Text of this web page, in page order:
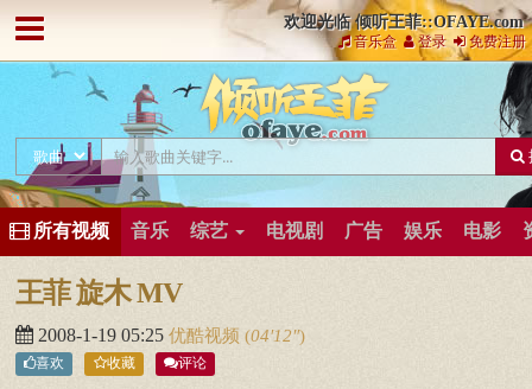
欢迎光临 倾听王菲::OFAYE.com
音乐盒 登录 免费注册
所有视频 音乐 综艺 电视剧 广告 娱乐 电影
王菲 旋木 MV
2008-1-19 05:25 优酷视频 (04′12″)
喜欢 收藏 评论